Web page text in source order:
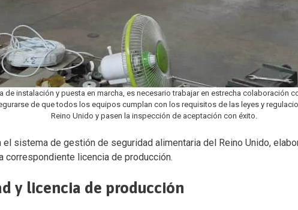
de instalación y puesta en marcha, es necesario trabajar en estrecha colaboración
de que todos los equipos cumplan con los requisitos de las leyes y
Reino Unido y pasen la inspección de aceptación con éxito.
el sistema de gestión de seguridad alimentaria del Reino Unido,
licencia de producción.
y licencia de producción